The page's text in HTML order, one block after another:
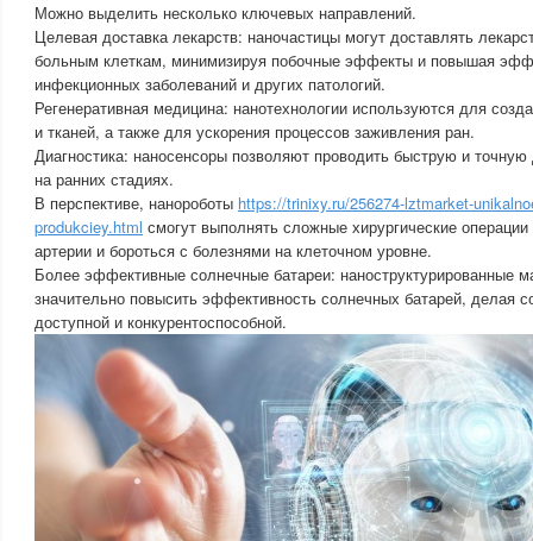
Можно выделить несколько ключевых направлений.
Целевая доставка лекарств: наночастицы могут доставлять
больным клеткам, минимизируя побочные эффекты и повышая
инфекционных заболеваний и других патологий.
Регенеративная медицина: нанотехнологии используются для
и тканей, а также для ускорения процессов заживления ран.
Диагностика: наносенсоры позволяют проводить быструю и точную
на ранних стадиях.
В перспективе, нанороботы https://trinixy.ru/256274-lztmarket-
produkciey.html смогут выполнять сложные хирургические операции
артерии и бороться с болезнями на клеточном уровне.
Более эффективные солнечные батареи: наноструктурированные
значительно повысить эффективность солнечных батарей, делая
доступной и конкурентоспособной.